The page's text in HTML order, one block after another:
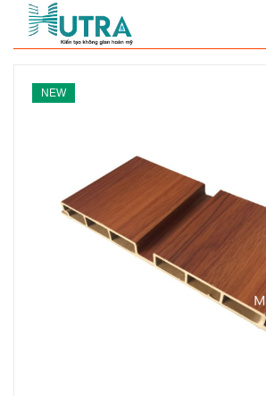
Trang Chủ Tấm Gỗ Nhựa Composite - PVC
NEW